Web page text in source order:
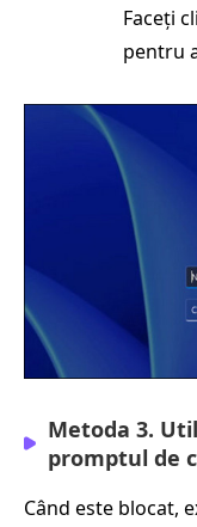
Faceți
pentru
Metoda 3.
promptul de
Când este blocat,